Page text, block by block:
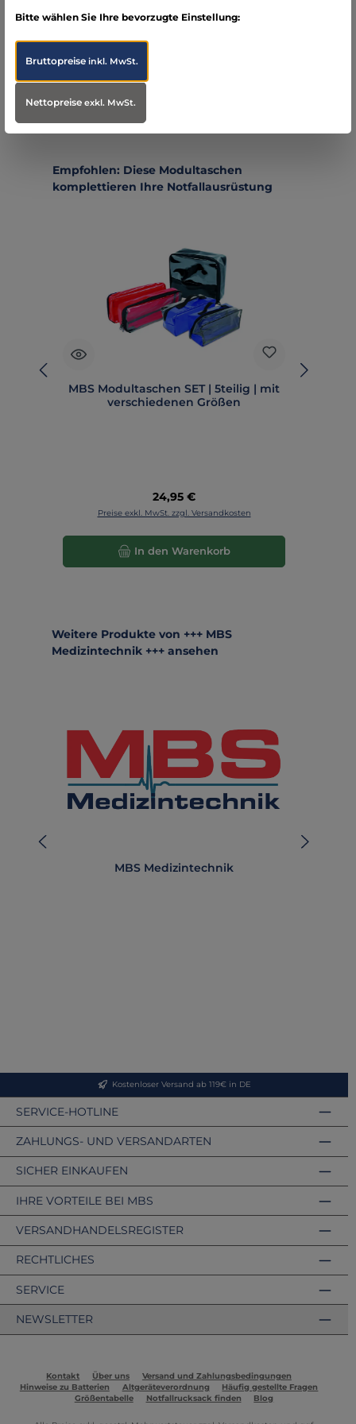
Folgende Infos zum Hersteller sind verfübar...
Produktgalerie überspringen
Empfohlen: Diese Modultaschen
komplettieren Ihre Notfallausrüstung
MBS Modultaschen SET | 5teilig | mit
verschiedenen Größen
Regulärer Preis:
24,95 €
Preise exkl. MwSt. zzgl. Versandkosten
In den Warenkorb
Produktgalerie überspringen
Weitere Produkte von +++ MBS
Medizintechnik +++ ansehen
MBS Medizintechnik
Kostenloser Versand ab 119€ in DE
SERVICE-HOTLINE
ZAHLUNGS- UND VERSANDARTEN
VERSANDHANDELSREGISTER
SICHER EINKAUFEN
IHRE VORTEILE BEI MBS
RECHTLICHES
SERVICE
NEWSLETTER
Kontakt Über uns
Versand und Zahlungsbedingungen
Hinweise zu Batterien
Altgeräteverordnung
Häufig gestellte Fragen
Größentabelle
Notfallrucksack finden Blog
Bitte wählen Sie Ihre bevorzugte Einstellung:
Bruttopreiseinkl. MwSt.
Nettopreiseexkl. MwSt.